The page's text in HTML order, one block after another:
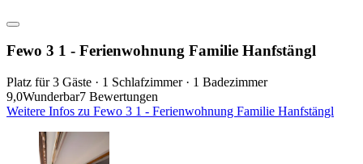
Fewo 3 1 - Ferienwohnung Familie Hanfstängl
Platz für 3 Gäste · 1 Schlafzimmer · 1 Badezimmer
9,0Wunderbar7 Bewertungen
Weitere Infos zu Fewo 3 1 - Ferienwohnung Familie Hanfstängl